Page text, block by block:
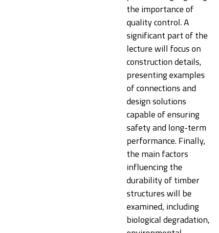
the importance of
quality control. A
significant part of the
lecture will focus on
construction details,
presenting examples
of connections and
design solutions
capable of ensuring
safety and long-term
performance. Finally,
the main factors
influencing the
durability of timber
structures will be
examined, including
biological degradation,